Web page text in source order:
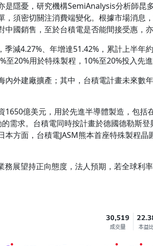
是隱憂，研究機構SemiAnalysis分析師
須密切關注消費端變化。根據市場消息
國銷售，至於台積電是否能間接受惠，亦
減4.27%、年增達51.42%，累計上半年
20%用於特殊製程，10%至20%投入先
內外建廠擴產；其中，台積電計畫未來數
億美元，用於先進半導體製造，包
需求。台積電同時按計畫於德國德勒斯
方面，台積電JASM熊本首座特殊製程
展望持正向態度，法人預期，若全球利